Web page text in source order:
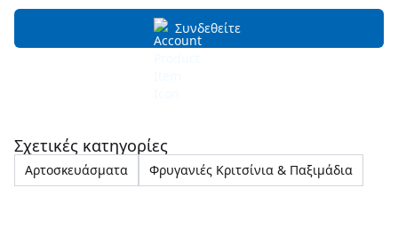
Συνδεθείτε
Σχετικές κατηγορίες
Αρτοσκευάσματα Φρυγανιές Κριτσίνια & Παξιμάδια